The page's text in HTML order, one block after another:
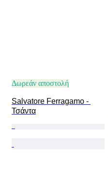
Δωρεάν αποστολή
Salvatore Ferragamo -
Τσάντα